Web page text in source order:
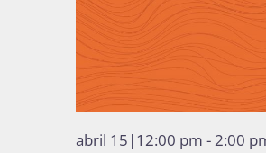
abril 15|12:00 pm -2:00